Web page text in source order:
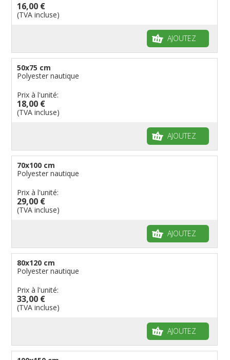
16,00 €
(TVA incluse)
AJOUTEZ
50x75 cm
Polyester nautique
Prix à l'unité:
18,00 €
(TVA incluse)
AJOUTEZ
70x100 cm
Polyester nautique
Prix à l'unité:
29,00 €
(TVA incluse)
AJOUTEZ
80x120 cm
Polyester nautique
Prix à l'unité:
33,00 €
(TVA incluse)
AJOUTEZ